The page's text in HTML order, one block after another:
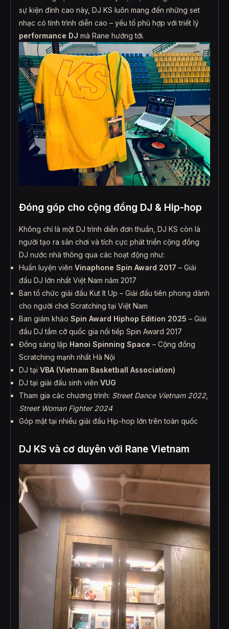
sự kiện đỉnh cao này, DJ KS luôn mang đến những set
nhạc có tính trình diễn cao – yếu tố phù hợp với triết lý
performance DJ mà Rane hướng tới.
Đóng góp cho cộng đồng DJ & Hip-hop
Không chỉ là một DJ trình diễn đơn thuần, DJ KS còn là
người tạo ra sân chơi và tích cực phát triển cộng đồng
DJ nước nhà thông qua các hoạt động như:
Huấn luyện viên Vinaphone Spin Award 2017 – Giải
đấu DJ lớn nhất Việt Nam năm 2017
Ban tổ chức giải đấu Kut It Up – Giải đấu tiên phong dành
cho người chơi Scratching tại Việt Nam
Ban giám khảo Spin Award Hiphop Edition 2025 – Giải
đấu DJ tầm cỡ quốc gia nối tiếp Spin Award 2017
Đồng sáng lập Hanoi Spinning Space – Cộng đồng
Scratching mạnh nhất Hà Nội
DJ tại VBA (Vietnam Basketball Association)
DJ tại giải đấu sinh viên VUG
Tham gia các chương trình: Street Dance Vietnam 2022,
Street Woman Fighter 2024
Góp mặt tại nhiều giải đấu Hip-hop lớn trên toàn quốc
DJ KS và cơ duyên với Rane Vietnam